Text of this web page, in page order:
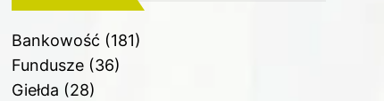
Bankowość (181)
Fundusze(36)
Giełda (28)